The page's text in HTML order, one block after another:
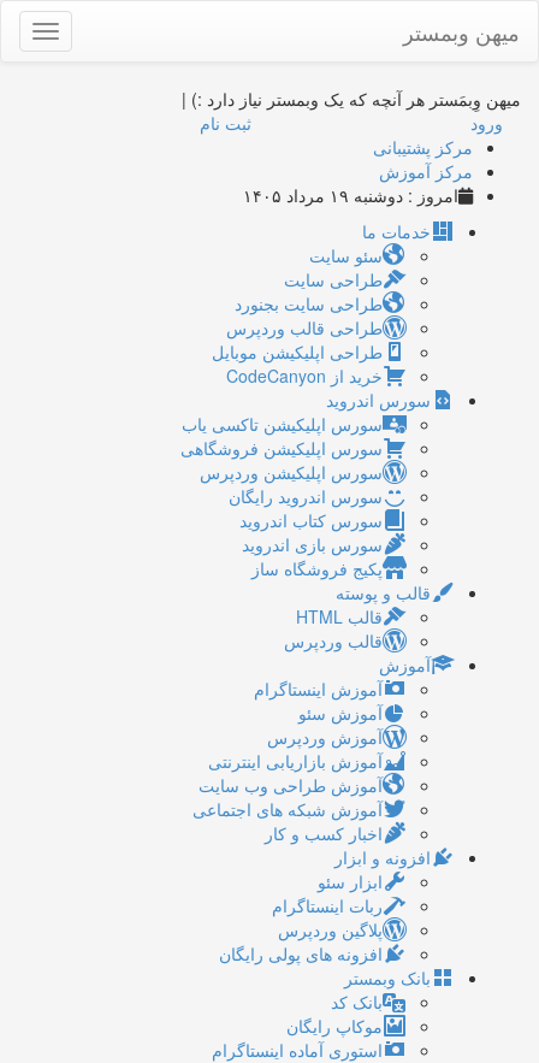
میهن وبمستر
میهن وِبمَستر هر آنچه که یک وبمستر نیاز دارد :) |
ورود
ثبت نام
مرکز پشتیبانی
مرکز آموزش
امروز : دوشنبه ۱۹ مرداد ۱۴۰۵
خدمات ما
سئو سایت
طراحی سایت
طراحی سایت بجنورد
طراحی قالب وردپرس
طراحی اپلیکیشن موبایل
خرید از CodeCanyon
سورس اندروید
سورس اپلیکیشن تاکسی یاب
سورس اپلیکیشن فروشگاهی
سورس اپلیکیشن وردپرس
سورس اندروید رایگان
سورس کتاب اندروید
سورس بازی اندروید
پکیج فروشگاه ساز
قالب و پوسته
قالب HTML
قالب وردپرس
آموزش
آموزش اینستاگرام
آموزش سئو
آموزش وردپرس
آموزش بازاریابی اینترنتی
آموزش طراحی وب سایت
آموزش شبکه های اجتماعی
اخبار کسب و کار
افزونه و ابزار
ابزار سئو
ربات اینستاگرام
پلاگین وردپرس
افزونه های پولی رایگان
بانک وبمستر
بانک کد
موکاپ رایگان
استوری آماده اینستاگرام